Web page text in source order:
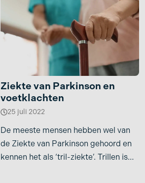
Ziekte van Parkinson en
voetklachten
25 juli 2022
De meeste mensen hebben wel van
de Ziekte van Parkinson gehoord en
kennen het als ‘tril-ziekte’. Trillen is